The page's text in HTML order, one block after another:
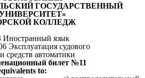
ГОСУДАРСТВЕННЫЙ
КОЛЛЕДЖ
язык
Эксплуатация судового
средств автоматики
билет №11
to: